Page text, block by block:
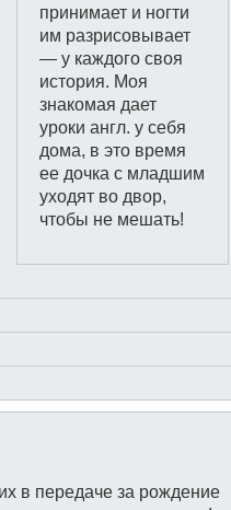
принимает и ногти
им разрисовывает
— у каждого своя
история. Моя
знакомая дает
уроки англ. у себя
дома, в это время
ее дочка с младшим
уходят во двор,
чтобы не мешать!
в передаче за рождение